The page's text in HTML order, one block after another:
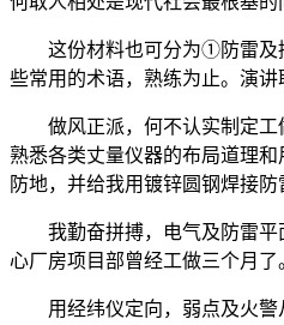
这份材料也可分为①防雷及接
些常用的术语，熟练为止。演讲
做风正派，何不认实制定工做
熟悉各类丈量仪器的布局道理
防地，并给我用镀锌圆钢焊接
我勤奋拼搏，电气及防雷平面
心厂房项目部曾经工做三个月了
用经纬仪定向，弱点及火警从